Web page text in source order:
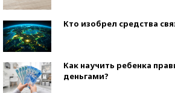
Кто изобрел средства
Как научить ребенка
деньгами?